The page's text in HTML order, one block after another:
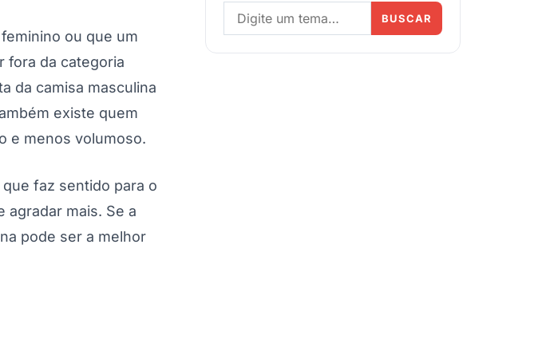
ou que um
fora da categoria
da camisa masculina
existe quem
e menos volumoso.
faz sentido para o
agradar mais. Se a
pode ser a melhor
BUSCAR